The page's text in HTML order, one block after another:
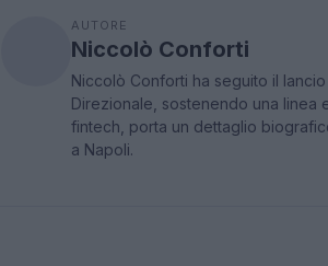
AUTORE
Niccolò Conforti
Niccolò Conforti ha seguito il
Direzionale, sostenendo una linea
fintech, porta un dettaglio
a Napoli.